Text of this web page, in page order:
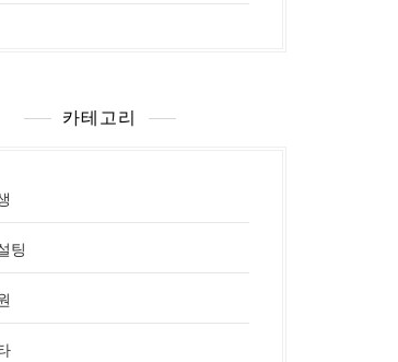
카테고리
팅